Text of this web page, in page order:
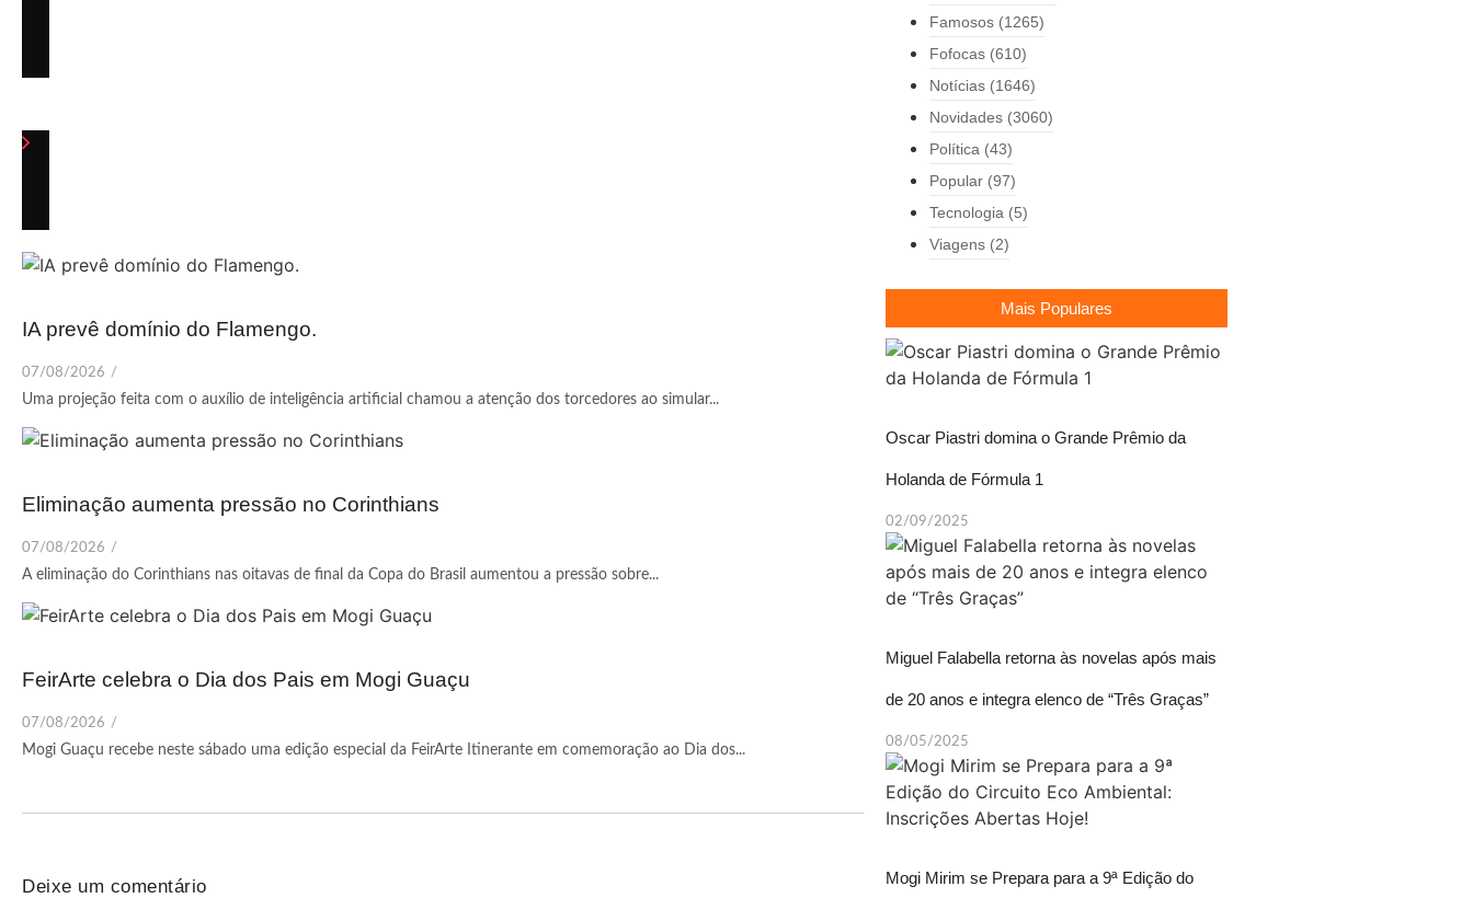
IA prevê domínio do Flamengo.
07/08/2026 /
Uma projeção feita com o auxílio de inteligência artificial chamou a atenção dos torcedores ao simular...
Eliminação aumenta pressão no Corinthians
07/08/2026 /
A eliminação do Corinthians nas oitavas de final da Copa do Brasil aumentou a pressão sobre...
FeirArte celebra o Dia dos Pais em Mogi Guaçu
07/08/2026 /
Mogi Guaçu recebe neste sábado uma edição especial da FeirArte Itinerante em comemoração ao Dia dos...
Deixe um comentário
Mais Populares
Oscar Piastri domina o Grande Prêmio da
Holanda de Fórmula 1
02/09/2025
Miguel Falabella retorna às novelas após mais
de 20 anos e integra elenco de “Três Graças”
08/05/2025
Mogi Mirim se Prepara para a 9ª Edição do
Famosos (1265)
Fofocas (610)
Notícias (1646)
Novidades (3060)
Política (43)
Popular (97)
Tecnologia (5)
Viagens (2)